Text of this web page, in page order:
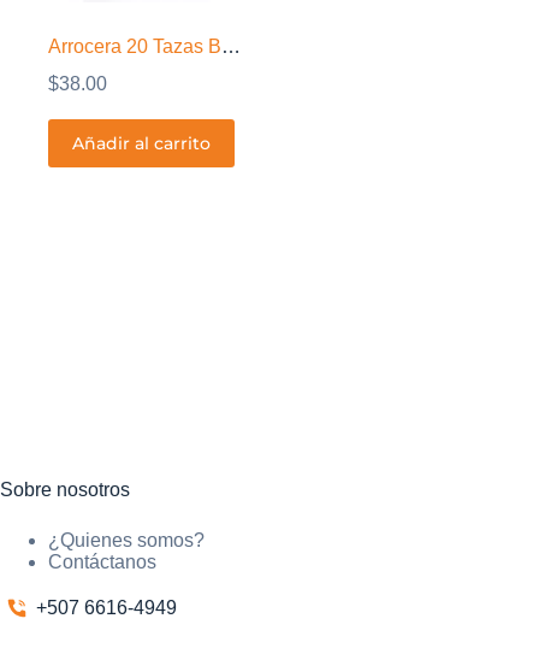
Arrocera 20 Tazas Blanca
$38.00
Añadir al carrito
Sobre nosotros
¿Quienes somos?
Contáctanos
+507 6616-4949